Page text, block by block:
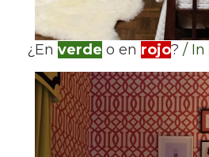
¿En verde o en rojo? / In